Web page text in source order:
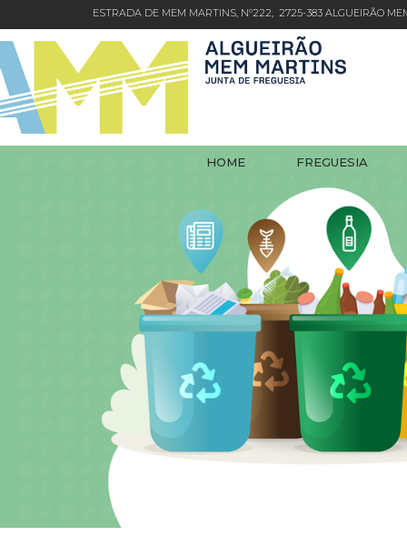
ESTRADA DE MEM MARTINS, Nº222, 2725-383 ALGUEIRÃO
HOME FREGUESIA